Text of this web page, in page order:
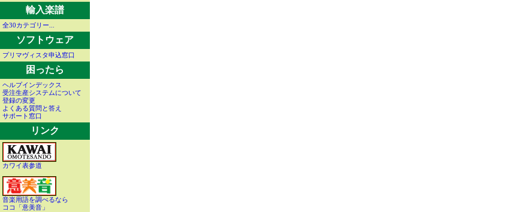
輸入楽譜
全30カテゴリー...
ソフトウェア
プリマヴィスタ申込窓口
困ったら
ヘルプインデックス
受注生産システムについて
登録の変更
よくある質問と答え
サポート窓口
リンク
カワイ表参道
音楽用語を調べるなら
ココ「意美音」